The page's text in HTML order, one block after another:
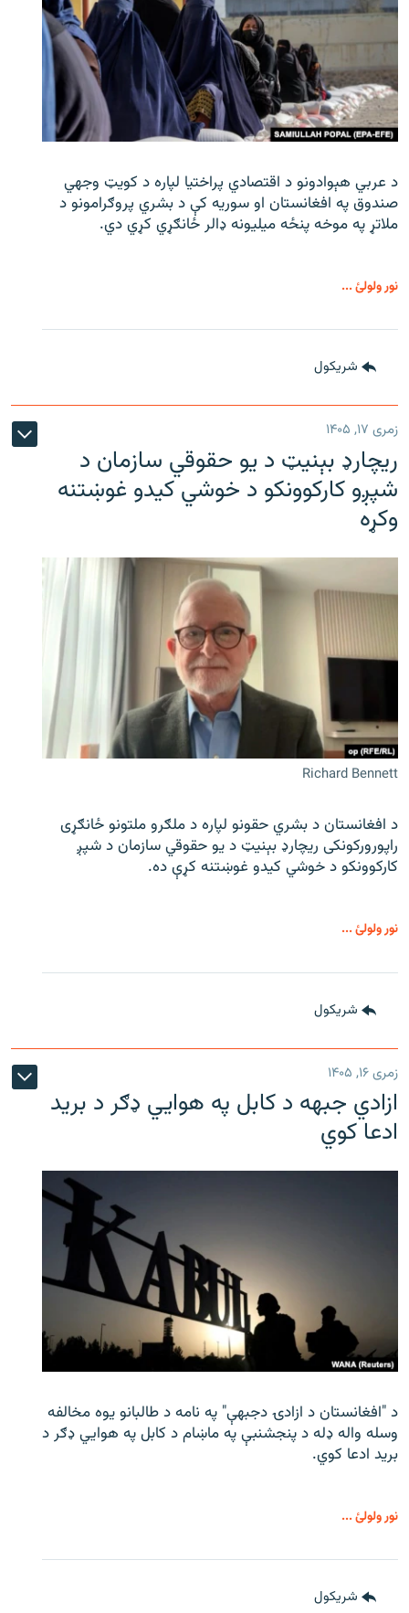
د عربي هېوادونو د اقتصادي پراختیا لپاره د کویټ وجهي
صندوق په افغانستان او سوریه کې د بشري پروګرامونو د
ملاتړ په موخه پنځه میلیونه ډالر ځانګړي کړي دي.
نور ولولئ ...
شريکول
زمری ۱۷, ۱۴۰۵
ریچارډ بېنیټ د یو حقوقي سازمان د
شپږو کارکوونکو د خوشي کیدو غوښتنه
وکړه
Richard Bennett
د افغانستان د بشري حقونو لپاره د ملګرو ملتونو ځانګړی
راپورورکونکی ریچارډ بېنیټ د یو حقوقي سازمان د شپږ
کارکوونکو د خوشي کیدو غوښتنه کړې ده.
نور ولولئ ...
شريکول
زمری ۱۶, ۱۴۰۵
ازادي جبهه د کابل په هوايي ډګر د برید
ادعا کوي
د "افغانستان د ازادۍ دجبهې" په نامه د طالبانو یوه مخالفه
وسله واله ډله د پنجشنبې په ماښام د کابل په هوايي ډګر د
برید ادعا کوي.
نور ولولئ ...
شريکول